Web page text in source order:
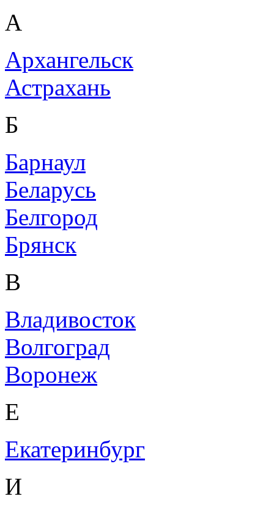
А
Архангельск
Астрахань
Б
Барнаул
Беларусь
Белгород
Брянск
В
Владивосток
Волгоград
Воронеж
Е
Екатеринбург
И